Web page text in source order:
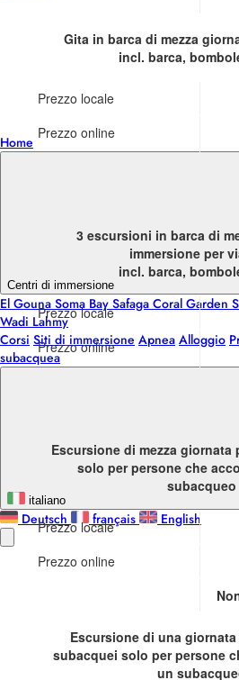
Home
Centri di immersione
El Gouna Soma Bay Safaga Coral Garden
Wadi Lahmy
Corsi Siti di immersione Apnea Alloggio
subacquea
italiano
Deutsch français English
Gita in barca di mezza
incl. barca,
Prezzo locale
Prezzo online
3 escursioni in barca di
immersione per
incl. barca,
Prezzo locale
Prezzo online
Escursione di mezza giornata
solo per persone che
subacqueo
Prezzo locale
Prezzo online
Escursione di una
subacquei solo per persone
un